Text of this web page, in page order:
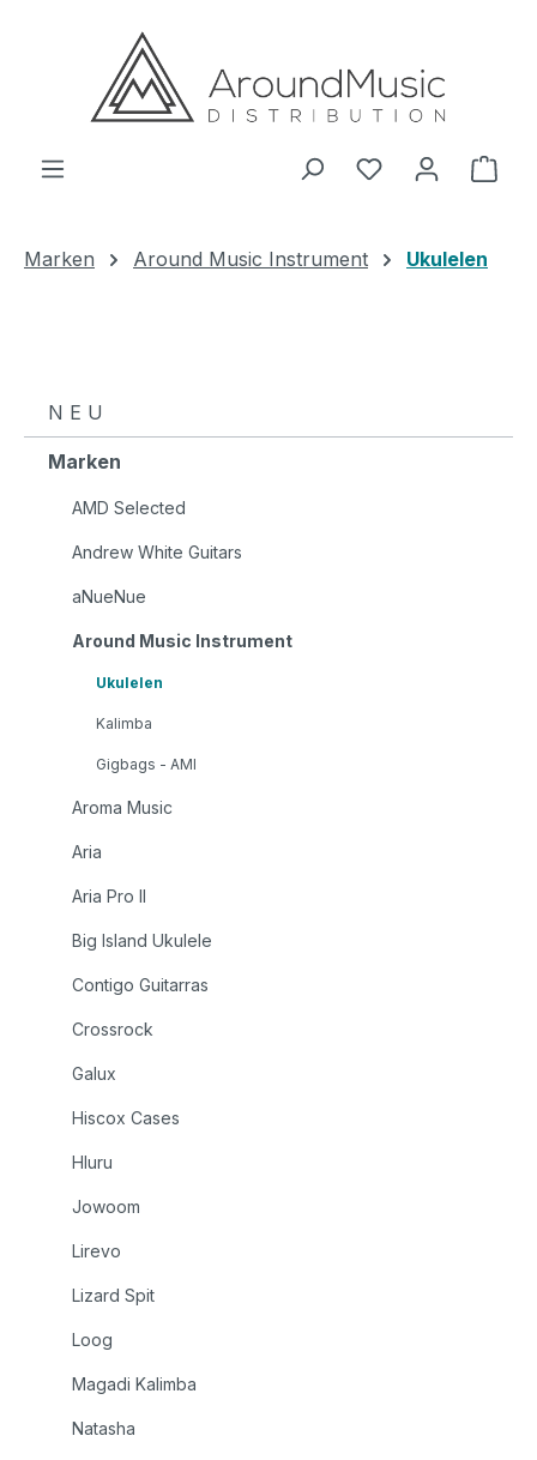
Zum Hauptinhalt springen
Marken Around Music Instrument Ukulelen
N E U
Marken
AMD Selected
Andrew White Guitars
aNueNue
Around Music Instrument
Ukulelen
Kalimba
Gigbags - AMI
Aroma Music
Aria
Aria Pro II
Big Island Ukulele
Contigo Guitarras
Crossrock
Galux
Hiscox Cases
Hluru
Jowoom
Lirevo
Lizard Spit
Loog
Magadi Kalimba
Natasha